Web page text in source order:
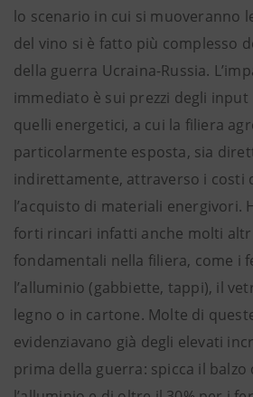
lo scenario in cui si muoveranno
del vino si è fatto più complesso
della guerra Ucraina-Russia.
immediato è sui prezzi degli
quelli energetici, a cui la filiera
particolarmente esposta, sia
indirettamente, attraverso i costi
l’acquisto di materiali energivori.
forti rincari infatti anche molti
fondamentali nella filiera, come i
l’alluminio (gabbiette, tappi), il
legno o in cartone. Molte di
evidenziavano già degli elevati
prima della guerra: spicca il balzo